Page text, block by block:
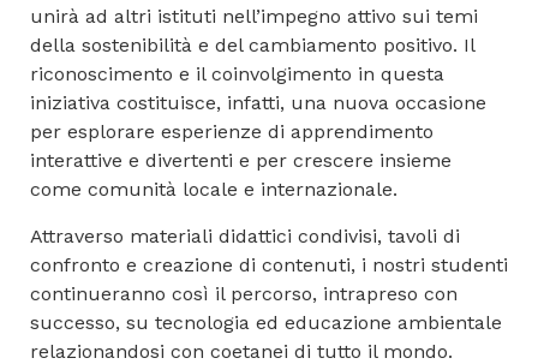
unirà ad altri istituti nell’impegno attivo sui temi
della sostenibilità e del cambiamento positivo. Il
riconoscimento e il coinvolgimento in questa
iniziativa costituisce, infatti, una nuova occasione
per esplorare esperienze di apprendimento
interattive e divertenti e per crescere insieme
come comunità locale e internazionale.
Attraverso materiali didattici condivisi, tavoli di
confronto e creazione di contenuti, i nostri studenti
continueranno così il percorso, intrapreso con
successo, su tecnologia ed educazione ambientale
relazionandosi con coetanei di tutto il mondo.